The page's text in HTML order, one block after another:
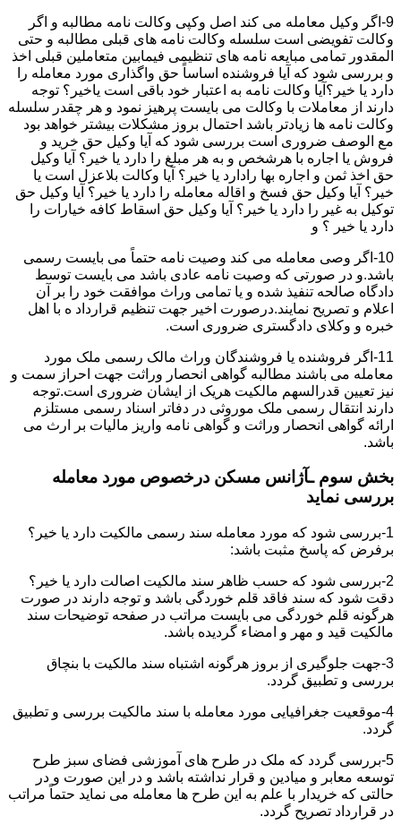
9-اگر وکیل معامله می کند اصل وکپی وکالت نامه مطالبه و اگر
وکالت تفویضی است سلسله وکالت نامه های قبلی مطالبه و حتی
المقدور تمامی مبایعه نامه های تنظیمی فیمابین متعاملین قبلی اخذ
و بررسی شود که آیا فروشنده اساساً حق واگذاری مورد معامله را
دارد یا خیر؟آیا وکالت نامه به اعتبار خود باقی است یاخیر؟ توجه
دارند از معاملات با وکالت می بایست پرهیز نمود و هر چقدر سلسله
وکالت نامه ها زیادتر باشد احتمال بروز مشکلات بیشتر خواهد بود
مع الوصف ضروری است بررسی شود که آیا وکیل حق خرید و
فروش یا اجاره با هرشخص و به هر مبلغ را دارد یا خیر؟ آیا وکیل
حق اخذ ثمن و اجاره بها رادارد یا خیر؟ آیا وکالت بلاعزل است یا
خیر؟ آیا وکیل حق فسخ و اقاله معامله را دارد یا خیر؟ آیا وکیل حق
توکیل به غیر را دارد یا خیر؟ آیا وکیل حق اسقاط کافه خیارات را
دارد یا خیر ؟ و
10-اگر وصی معامله می کند وصیت نامه حتماً می بایست رسمی
باشد.و در صورتی که وصیت نامه عادی باشد می بایست توسط
دادگاه صالحه تنفیذ شده و یا تمامی وراث موافقت خود را بر آن
اعلام و تصریح نمایند.درصورت اخیر جهت تنظیم قرارداد ه با اهل
خبره و وکلای دادگستری ضروری است.
11-اگر فروشنده یا فروشندگان وراث مالک رسمی ملک مورد
معامله می باشند مطالبه گواهی انحصار وراثت جهت احراز سمت و
نیز تعیین قدرالسهم مالکیت هریک از ایشان ضروری است.توجه
دارند انتقال رسمی ملک موروثی در دفاتر اسناد رسمی مستلزم
ارائه گواهی انحصار وراثت و گواهی نامه واریز مالیات بر ارث می
باشد.
بخش سوم ـآژانس مسکن درخصوص مورد معامله
بررسی نماید
1-بررسی شود که مورد معامله سند رسمی مالکیت دارد یا خیر؟
برفرض که پاسخ مثبت باشد:
2-بررسی شود که حسب ظاهر سند مالکیت اصالت دارد یا خیر؟
دقت شود که سند فاقد قلم خوردگی باشد و توجه دارند در صورت
هرگونه قلم خوردگی می بایست مراتب در صفحه توضیحات سند
مالکیت قید و مهر و امضاء گردیده باشد.
3-جهت جلوگیری از بروز هرگونه اشتباه سند مالکیت با بنچاق
بررسی و تطبیق گردد.
4-موقعیت جغرافیایی مورد معامله با سند مالکیت بررسی و تطبیق
گردد.
5-بررسی گردد که ملک در طرح های آموزشی فضای سبز طرح
توسعه معابر و میادین و قرار نداشته باشد و در این صورت و در
حالتی که خریدار با علم به این طرح ها معامله می نماید حتماً مراتب
در قرارداد تصریح گردد.